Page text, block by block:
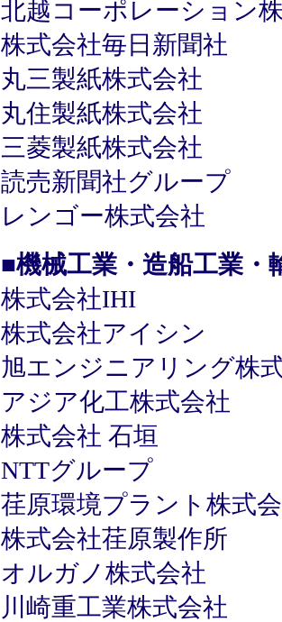
北越コーポレーション
株式会社毎日新聞社
丸三製紙株式会社
丸住製紙株式会社
三菱製紙株式会社
読売新聞社グループ
レンゴー株式会社
■機械工業・造船工業・
株式会社IHI
株式会社アイシン
旭エンジニアリング株
アジア化工株式会社
株式会社 石垣
NTTグループ
荏原環境プラント株式
株式会社荏原製作所
オルガノ株式会社
川崎重工業株式会社